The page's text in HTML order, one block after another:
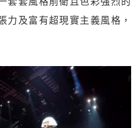
力及富有超現實主義風格，